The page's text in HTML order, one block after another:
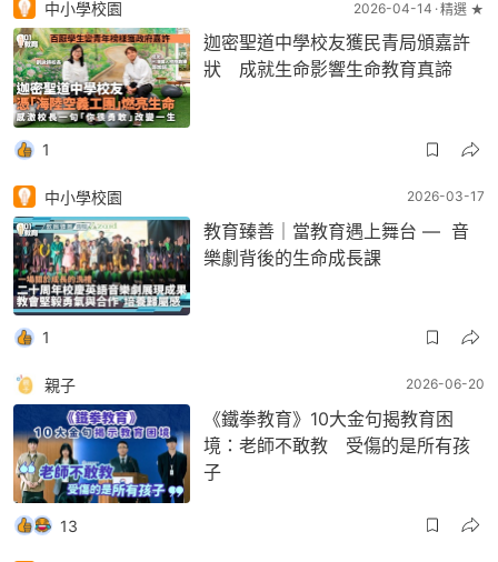
中小學校園 2026-04-14 精選 ★
迦密聖道中學校友獲民青局頒嘉許
狀 成就生命影響生命教育真諦
1
中小學校園 2026-03-17
教育臻善｜當教育遇上舞台 — 音
樂劇背後的生命成長課
1
親子 2026-06-20
《鐵拳教育》10大金句揭教育困
境：老師不敢教 受傷的是所有孩
子
13